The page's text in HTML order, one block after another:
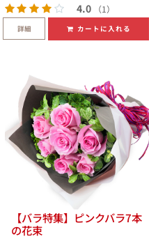
4.0 （1）
詳細 カートに入れる
【バラ特集】ピンクバラ7本
の花束